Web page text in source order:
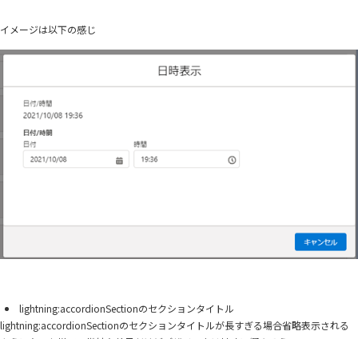
イメージは以下の感じ
lightning:accordionSectionのセクションタイトル
lightning:accordionSectionのセクションタイトルが長すぎる場合省略表示される